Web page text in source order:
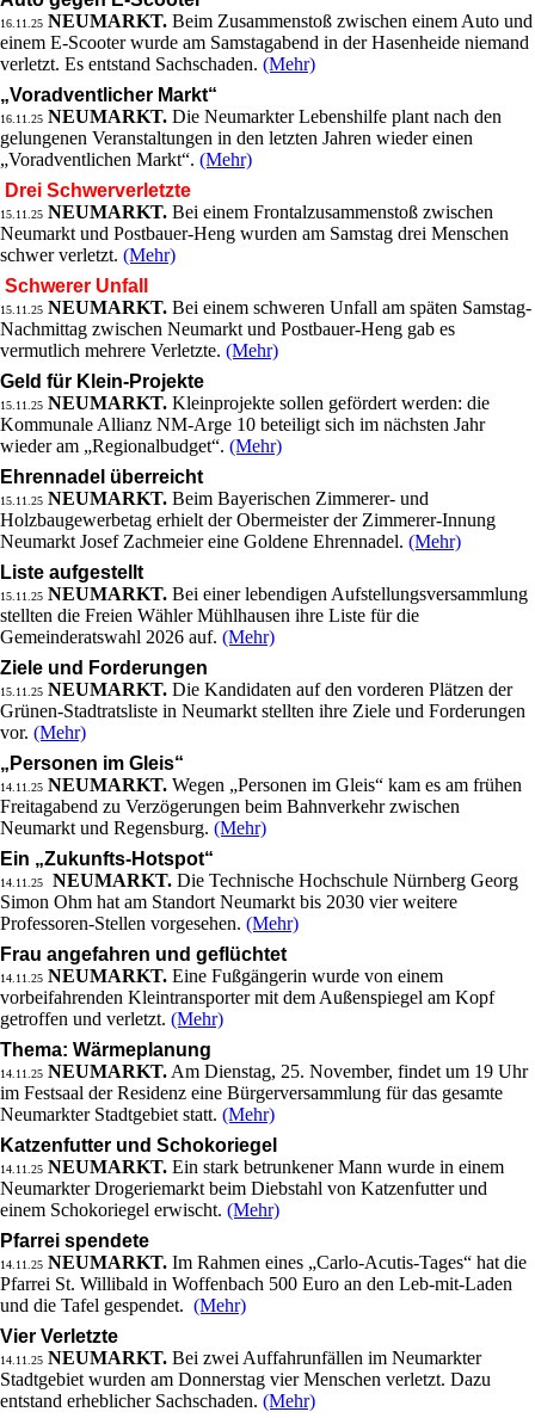
16.11.25 NEUMARKT. Beim Zusammenstoß zwischen einem Auto und
einem E-Scooter wurde am Samstagabend in der Hasenheide niemand
verletzt. Es entstand Sachschaden. (Mehr)
„Voradventlicher Markt“
16.11.25 NEUMARKT. Die Neumarkter Lebenshilfe plant nach den
gelungenen Veranstaltungen in den letzten Jahren wieder einen
„Voradventlichen Markt“. (Mehr)
Drei Schwerverletzte
15.11.25 NEUMARKT. Bei einem Frontalzusammenstoß zwischen
Neumarkt und Postbauer-Heng wurden am Samstag drei Menschen
schwer verletzt. (Mehr)
Schwerer Unfall
15.11.25 NEUMARKT. Bei einem schweren Unfall am späten Samstag-
Nachmittag zwischen Neumarkt und Postbauer-Heng gab es
vermutlich mehrere Verletzte. (Mehr)
Geld für Klein-Projekte
15.11.25 NEUMARKT. Kleinprojekte sollen gefördert werden: die
Kommunale Allianz NM-Arge 10 beteiligt sich im nächsten Jahr
wieder am „Regionalbudget“. (Mehr)
Ehrennadel überreicht
15.11.25 NEUMARKT. Beim Bayerischen Zimmerer- und
Holzbaugewerbetag erhielt der Obermeister der Zimmerer-Innung
Neumarkt Josef Zachmeier eine Goldene Ehrennadel. (Mehr)
Liste aufgestellt
15.11.25 NEUMARKT. Bei einer lebendigen Aufstellungsversammlung
stellten die Freien Wähler Mühlhausen ihre Liste für die
Gemeinderatswahl 2026 auf. (Mehr)
Ziele und Forderungen
15.11.25 NEUMARKT. Die Kandidaten auf den vorderen Plätzen der
Grünen-Stadtratsliste in Neumarkt stellten ihre Ziele und Forderungen
vor. (Mehr)
„Personen im Gleis“
14.11.25 NEUMARKT. Wegen „Personen im Gleis“ kam es am frühen
Freitagabend zu Verzögerungen beim Bahnverkehr zwischen
Neumarkt und Regensburg. (Mehr)
Ein „Zukunfts-Hotspot“
14.11.25 NEUMARKT. Die Technische Hochschule Nürnberg Georg
Simon Ohm hat am Standort Neumarkt bis 2030 vier weitere
Professoren-Stellen vorgesehen. (Mehr)
Frau angefahren und geflüchtet
14.11.25 NEUMARKT. Eine Fußgängerin wurde von einem
vorbeifahrenden Kleintransporter mit dem Außenspiegel am Kopf
getroffen und verletzt. (Mehr)
Thema: Wärmeplanung
14.11.25 NEUMARKT. Am Dienstag, 25. November, findet um 19 Uhr
im Festsaal der Residenz eine Bürgerversammlung für das gesamte
Neumarkter Stadtgebiet statt. (Mehr)
Katzenfutter und Schokoriegel
14.11.25 NEUMARKT. Ein stark betrunkener Mann wurde in einem
Neumarkter Drogeriemarkt beim Diebstahl von Katzenfutter und
einem Schokoriegel erwischt. (Mehr)
Pfarrei spendete
14.11.25 NEUMARKT. Im Rahmen eines „Carlo-Acutis-Tages“ hat die
Pfarrei St. Willibald in Woffenbach 500 Euro an den Leb-mit-Laden
und die Tafel gespendet. (Mehr)
Vier Verletzte
14.11.25 NEUMARKT. Bei zwei Auffahrunfällen im Neumarkter
Stadtgebiet wurden am Donnerstag vier Menschen verletzt. Dazu
entstand erheblicher Sachschaden. (Mehr)